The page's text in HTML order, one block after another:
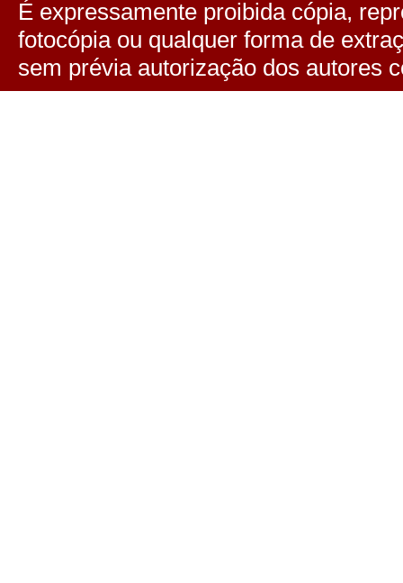
É expressamente proibida cópia,
fotocópia ou qualquer forma de
sem prévia autorização dos autores